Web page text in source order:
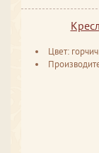
Цвет: